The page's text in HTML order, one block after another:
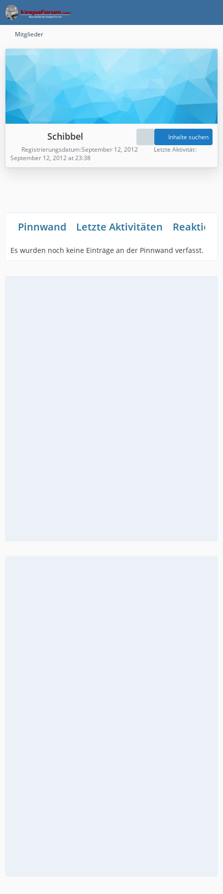
Mitglieder
Schibbel
Inhalte suchen
Registrierungsdatum September 12, 2012
Letzte Aktivität
September 12, 2012 at 23:38
Pinnwand Letzte Aktivitäten
Es wurden noch keine Einträge an der Pinnwand verfasst.